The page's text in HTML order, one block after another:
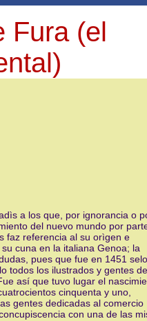
Fura (el
a los que, por ignorancia o
del nuevo mundo por
faz referencia al su orìgen e
cuna en la italiana Genoa; la
pues que fue en 1451
todos los ilustrados y gentes
así que tuvo lugar el
cinquenta y uno,
gentes dedicadas al comercio
con una de las